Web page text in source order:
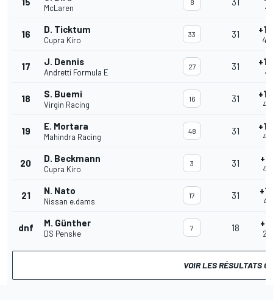
McLaren
8
16 D. Ticktum
Cupra Kiro
33 31
17 J. Dennis
Andretti Formula E
27 31
18 S. Buemi
Virgin Racing
16 31
19 E. Mortara
Mahindra Racing
48 31
20 D. Beckmann
Cupra Kiro
3 31
21 N. Nato
Nissan e.dams
17 31
dnf M. Günther
DS Penske
7 18
VOIR LES RÉSULTATS